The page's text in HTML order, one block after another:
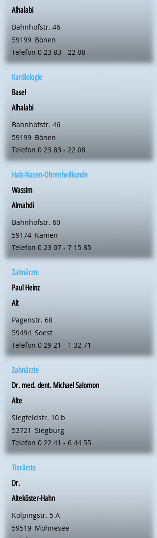
Alhalabi
Bahnhofstr. 46
59199 Bönen
Telefon 0 23 83 - 22 08
Kardiologie
Basel
Alhalabi
Bahnhofstr. 46
59199 Bönen
Telefon 0 23 83 - 22 08
Hals-Nasen-Ohrenheilkunde
Wassim
Almahdi
Bahnhofstr. 60
59174 Kamen
Telefon 0 23 07 - 7 15 85
Zahnärzte
Paul Heinz
Alt
Pagenstr. 68
59494 Soest
Telefon 0 29 21 - 1 32 71
Zahnärzte
Dr. med. dent. Michael Salomon
Alte
Siegfeldstr. 10 b
53721 Siegburg
Telefon 0 22 41 - 6 44 55
Tierärzte
Dr.
Alteköster-Hahn
Kolpingstr. 5 A
59519 Möhnesee